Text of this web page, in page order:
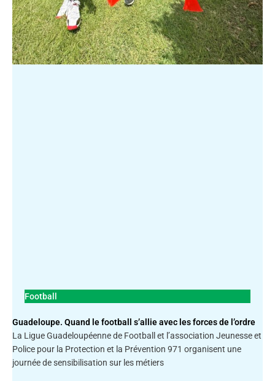
Football
Guadeloupe. Quand le football s’allie avec les forces de l’ordre
La Ligue Guadeloupéenne de Football et l’association Jeunesse et
Police pour la Protection et la Prévention 971 organisent une
journée de sensibilisation sur les métiers